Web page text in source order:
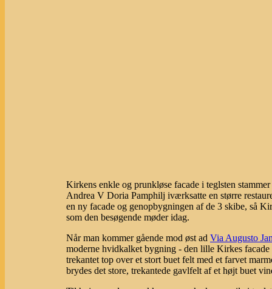
Kirkens enkle og prunkløse facade i teglsten
Andrea V Doria Pamphilj iværksatte en større
en ny facade og genopbygningen af de 3 skibe, så
som den besøgende møder idag.
Når man kommer gående mod øst ad Via Augusto
moderne hvidkalket bygning - den lille Kirkes
trekantet top over et stort buet felt med et farvet
brydes det store, trekantede gavlfelt af et højt buet